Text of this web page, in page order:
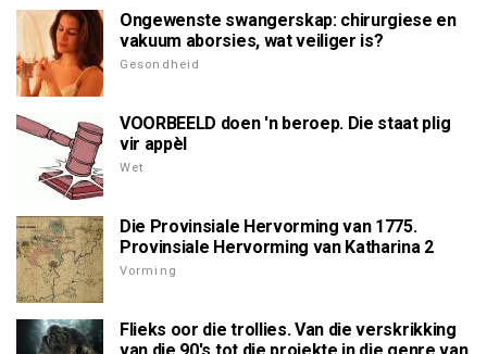
Ongewenste swangerskap: chirurgiese en
vakuum aborsies, wat veiliger is?
Gesondheid
VOORBEELD doen 'n beroep. Die staat plig
vir appèl
Wet
Die Provinsiale Hervorming van 1775.
Provinsiale Hervorming van Katharina 2
Vorming
Flieks oor die trollies. Van die verskrikking